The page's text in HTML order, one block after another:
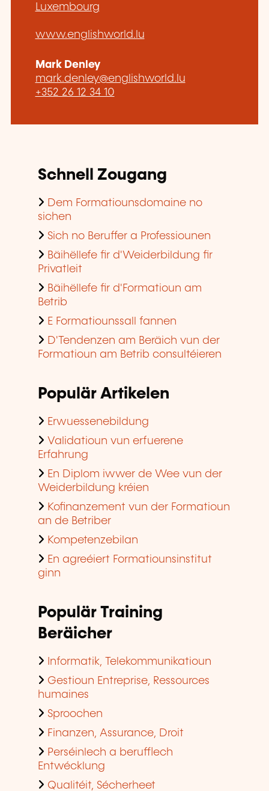
Luxembourg
www.englishworld.lu
Mark Denley
mark.denley@englishworld.lu
+352 26 12 34 10
Schnell Zougang
Dem Formatiounsdomaine no
sichen
Sich no Beruffer a Professiounen
Bäihëllefe fir d'Weiderbildung fir
Privatleit
Bäihëllefe fir d'Formatioun am
Betrib
E Formatiounssall fannen
D'Tendenzen am Beräich vun der
Formatioun am Betrib consultéieren
Populär Artikelen
Erwuessenebildung
Validatioun vun erfuerene
Erfahrung
En Diplom iwwer de Wee vun der
Weiderbildung kréien
Kofinanzement vun der Formatioun
an de Betriber
Kompetenzebilan
En agreéiert Formatiounsinstitut
ginn
Populär Training
Beräicher
Informatik, Telekommunikatioun
Gestioun Entreprise, Ressources
humaines
Sproochen
Finanzen, Assurance, Droit
Perséinlech a berufflech
Entwécklung
Qualitéit, Sécherheet